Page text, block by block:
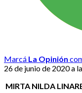
Marcá La Opinión
26 de junio de 2020 a
 MIRTA NILDA